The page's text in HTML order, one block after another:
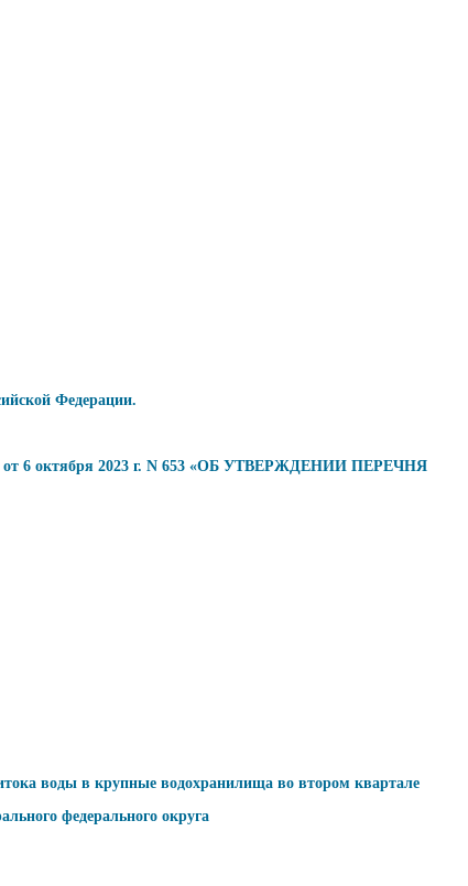
Федерации.
от 6 октября 2023 г. N 653 «ОБ УТВЕРЖДЕНИИ ПЕРЕЧНЯ
воды в крупные водохранилища во втором квартале
федерального округа